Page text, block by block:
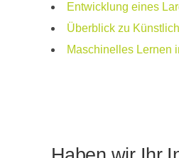
Entwicklung eines
Überblick zu
Maschinelles Lernen